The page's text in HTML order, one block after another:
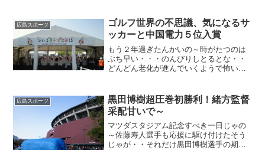
ゃがの～まだ詰めが甘いか？それとわし
が今大注目しているＤｕｂL...
広島スポーツ
ゴルフ世界の不思議、気になるサ
ッカーと中国電力５位入賞
もう２年過ぎたんかいの～時がたつのは
ぶち早い・・・のんびりしとるとな・・
どんどん老化が進んでいくようで怖い
広島スポーツ
黒田博樹超圧巻初勝利！緒方監督
采配甘いで～
マツダスタジアム記念すべき一日じゃの
～佐藤寿人選手も応援に駆け付けたそう
じゃが・・それだけ黒田博樹選手の期待